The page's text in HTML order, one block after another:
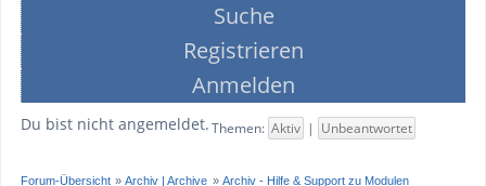
Suche
Registrieren
Anmelden
Du bist nicht angemeldet. Themen: Aktiv | Unbeantwortet
Forum-Übersicht »Archiv | Archive » Archiv - Hilfe & Support zu Modulen